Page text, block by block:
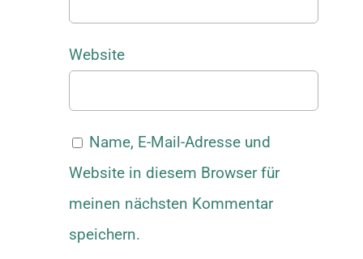
Website
Name, E-Mail-Adresse und
Website in diesem Browser für
meinen nächsten Kommentar
speichern.